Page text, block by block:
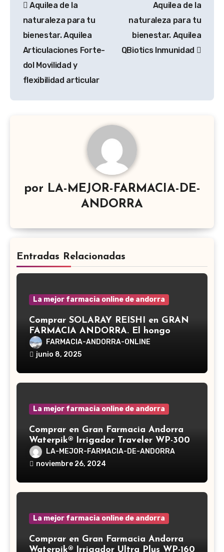
de
entradas
Aquilea de la
naturaleza para tu
bienestar. Aquilea
Articulaciones Forte-
dol Movilidad y
flexibilidad articular
Aquilea de la
naturaleza para tu
bienestar. Aquilea
QBiotics Inmunidad
por LA-MEJOR-FARMACIA-DE-
ANDORRA
Entradas Relacionadas
La mejor farmacia online de andorra
Comprar SOLARAY REISHI en GRAN
FARMACIA ANDORRA. El hongo
Reishi, cuyo nombre científico es
Ganoderma lucidum, es un hongo
en la medicina tradicional asiática
FARMACIA-ANDORRA-ONLINE
junio 8, 2025
La mejor farmacia online de andorra
Comprar en Gran Farmacia Andorra
Waterpik® Irrigador Traveler WP-300
LA-MEJOR-FARMACIA-DE-ANDORRA
noviembre 26, 2024
La mejor farmacia online de andorra
Comprar en Gran Farmacia Andorra
Waterpik® Irrigador Ultra Plus WP-160